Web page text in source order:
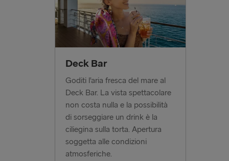
Deck Bar
Goditi l’aria fresca del mare al
Deck Bar. La vista spettacolare
non costa nulla e la possibilità
di sorseggiare un drink è la
ciliegina sulla torta. Apertura
soggetta alle condizioni
atmosferiche.